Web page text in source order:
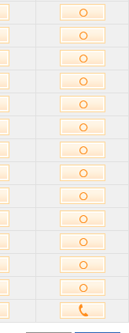
OK）
サイズも見学OK
ハイフン不要